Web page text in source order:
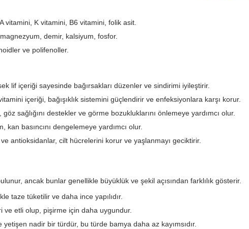
vitamini, K vitamini, B6 vitamini, folik asit.
demir, kalsiyum, fosfor.
ve polifenoller.
lif içeriği sayesinde bağırsakları düzenler ve sindirimi iyileştirir.
içeriği, bağışıklık sistemini güçlendirir ve enfeksiyonlara karşı korur.
göz sağlığını destekler ve görme bozukluklarını önlemeye yardımcı olur.
kan basıncını dengelemeye yardımcı olur.
antioksidanlar, cilt hücrelerini korur ve yaşlanmayı geciktirir.
ancak bunlar genellikle büyüklük ve şekil açısından farklılık gösterir.
taze tüketilir ve daha ince yapılıdır.
ve etli olup, pişirme için daha uygundur.
yetişen nadir bir türdür, bu türde bamya daha az kayımsıdır.